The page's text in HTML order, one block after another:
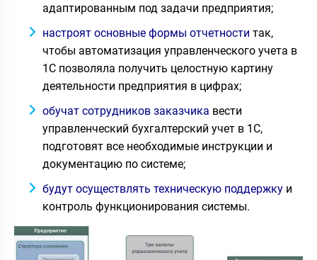
адаптированным под задачи предприятия;
настроят основные формы отчетности так,
чтобы автоматизация управленческого учета в
1С позволяла получить целостную картину
деятельности предприятия в цифрах;
обучат сотрудников заказчика вести
управленческий бухгалтерский учет в 1С,
подготовят все необходимые инструкции и
документацию по системе;
будут осуществлять техническую поддержку и
контроль функционирования системы.